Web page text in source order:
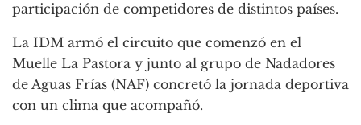
participación de competidores de distintos países.
La IDM armó el circuito que comenzó en el
Muelle La Pastora y junto al grupo de Nadadores
de Aguas Frías (NAF) concretó la jornada deportiva
con un clima que acompañó.